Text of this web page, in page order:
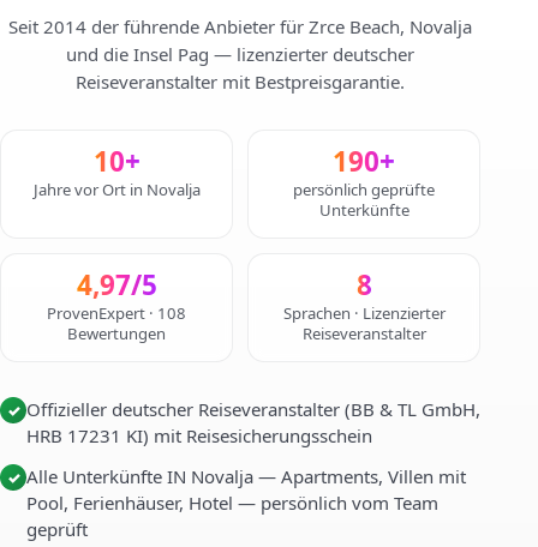
Seit 2014 der führende Anbieter für Zrce Beach, Novalja
und die Insel Pag — lizenzierter deutscher
Reiseveranstalter mit Bestpreisgarantie.
10+
Jahre vor Ort in Novalja
190+
persönlich geprüfte
Unterkünfte
4,97/5
ProvenExpert · 108
Bewertungen
8
Sprachen · Lizenzierter
Reiseveranstalter
✓ Offizieller deutscher Reiseveranstalter (BB & TL GmbH,
HRB 17231 KI) mit Reisesicherungsschein
✓ Alle Unterkünfte IN Novalja — Apartments, Villen mit
Pool, Ferienhäuser, Hotel — persönlich vom Team
geprüft